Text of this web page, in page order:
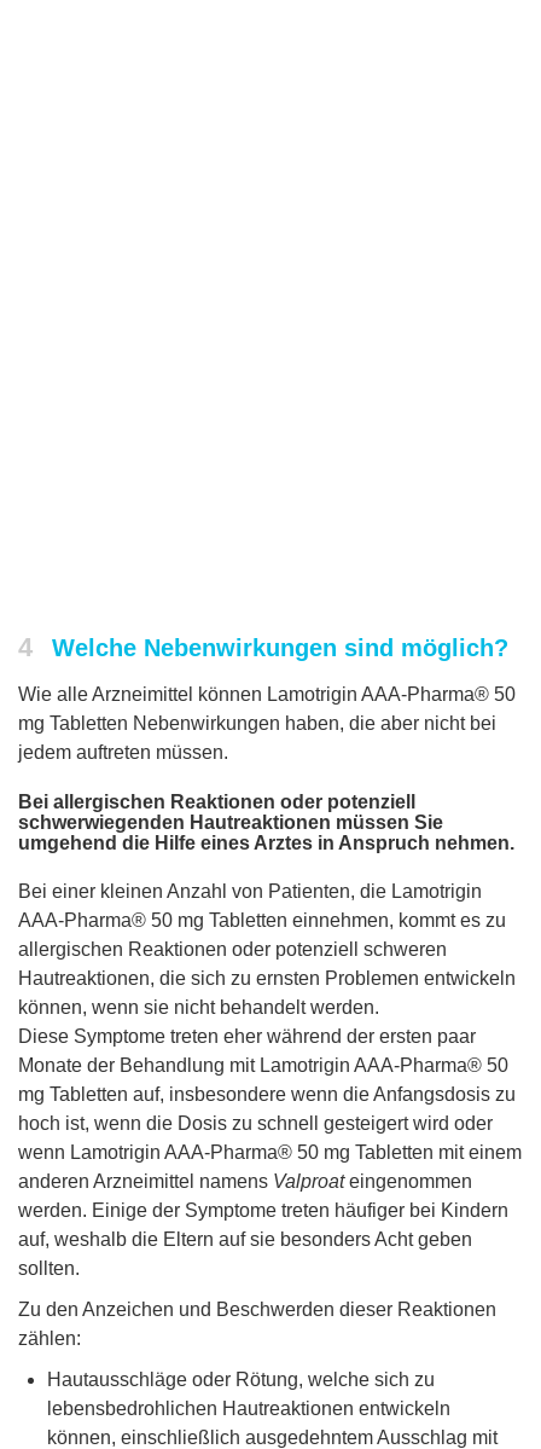
4 Welche Nebenwirkungen sind möglich?
Wie alle Arzneimittel können Lamotrigin AAA-Pharma® 50
mg Tabletten Nebenwirkungen haben, die aber nicht bei
jedem auftreten müssen.
Bei allergischen Reaktionen oder potenziell
schwerwiegenden Hautreaktionen müssen Sie
umgehend die Hilfe eines Arztes in Anspruch nehmen.
Bei einer kleinen Anzahl von Patienten, die Lamotrigin
AAA-Pharma® 50 mg Tabletten einnehmen, kommt es zu
allergischen Reaktionen oder potenziell schweren
Hautreaktionen, die sich zu ernsten Problemen entwickeln
können, wenn sie nicht behandelt werden.
Diese Symptome treten eher während der ersten paar
Monate der Behandlung mit Lamotrigin AAA-Pharma® 50
mg Tabletten auf, insbesondere wenn die Anfangsdosis zu
hoch ist, wenn die Dosis zu schnell gesteigert wird oder
wenn Lamotrigin AAA-Pharma® 50 mg Tabletten mit einem
anderen Arzneimittel namens Valproateingenommen
werden. Einige der Symptome treten häufiger bei Kindern
auf, weshalb die Eltern auf sie besonders Acht geben
sollten.
Zu den Anzeichen und Beschwerden dieser Reaktionen
zählen:
Hautausschläge oder Rötung, welche sich zu
lebensbedrohlichen Hautreaktionen entwickeln
können, einschließlich ausgedehntem Ausschlag mit